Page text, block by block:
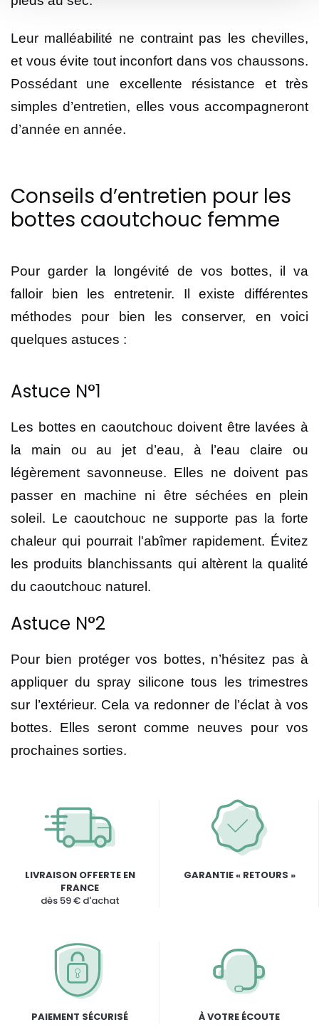
Leur malléabilité ne contraint pas les chevilles,
et vous évite tout inconfort dans vos chaussons.
Possédant une excellente résistance et très
simples d’entretien, elles vous accompagneront
d’année en année.
Conseils d’entretien pour les
bottes caoutchouc femme
Pour garder la longévité de vos bottes, il va
falloir bien les entretenir. Il existe différentes
méthodes pour bien les conserver, en voici
quelques astuces :
Astuce N°1
Les bottes en caoutchouc doivent être lavées à
la main ou au jet d’eau, à l’eau claire ou
légèrement savonneuse. Elles ne doivent pas
passer en machine ni être séchées en plein
soleil. Le caoutchouc ne supporte pas la forte
chaleur qui pourrait l'abîmer rapidement. Évitez
les produits blanchissants qui altèrent la qualité
du caoutchouc naturel.
Astuce N°2
Pour bien protéger vos bottes, n’hésitez pas à
appliquer du spray silicone tous les trimestres
sur l’extérieur. Cela va redonner de l’éclat à vos
bottes. Elles seront comme neuves pour vos
prochaines sorties.
LIVRAISON OFFERTE EN
FRANCE
dès 59 € d'achat
GARANTIE « RETOURS »
PAIEMENT SÉCURISÉ À VOTRE ÉCOUTE